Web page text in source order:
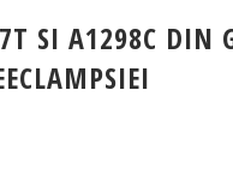
SI A1298C DIN